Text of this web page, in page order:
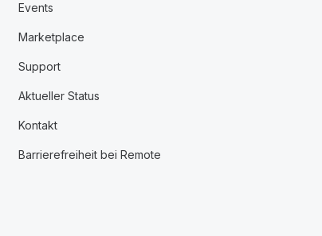
Events
Marketplace
Support
Aktueller Status
Kontakt
Barrierefreiheit bei Remote